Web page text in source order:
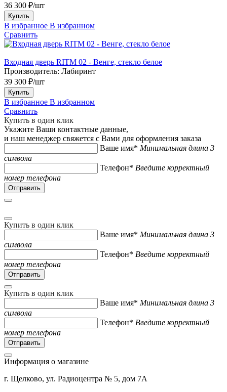
36 300 ₽/шт
Купить
В избранное В избранном
Сравнить
Входная дверь RITM 02 - Венге, стекло белое
Производитель: Лабиринт
39 300 ₽/шт
Купить
В избранное В избранном
Сравнить
Купить в один клик
Укажите Ваши контактные данные,
и наш менеджер свяжется с Вами для оформления заказа
Ваше имя* Минимальная длина 3
символа
Телефон* Введите корректный
номер телефона
Купить в один клик
Ваше имя* Минимальная длина 3
символа
Телефон* Введите корректный
номер телефона
Купить в один клик
Ваше имя* Минимальная длина 3
символа
Телефон* Введите корректный
номер телефона
Информация о магазине
г. Щелково, ул. Радиоцентра № 5, дом 7А